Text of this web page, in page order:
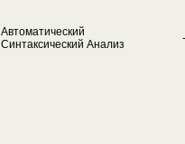
Автоматический
Синтаксический Анализ
-